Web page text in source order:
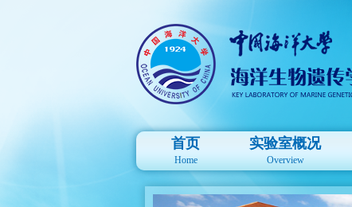
首页
Home
实验室概况
Overview